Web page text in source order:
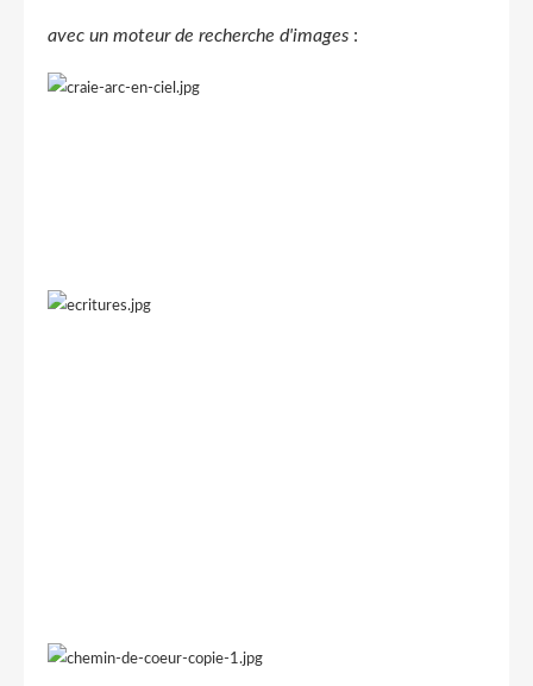
avec un moteur de recherche d'images :